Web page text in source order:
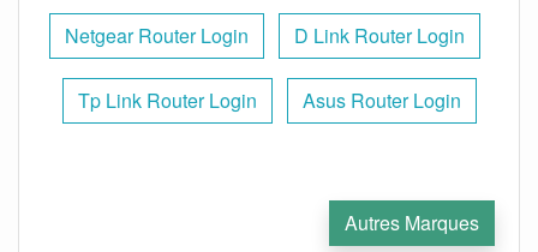
Netgear Router Login D Link Router Login
Tp Link Router Login Asus Router Login
Autres Marques